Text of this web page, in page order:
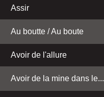
Assir
Au boutte / Au boute
Avoir de l'allure
Avoir de la mine dans le...